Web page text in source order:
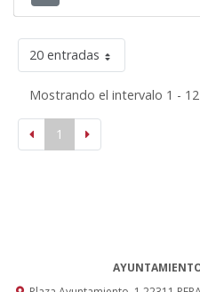
20 entradas
Mostrando el intervalo 1 -
1